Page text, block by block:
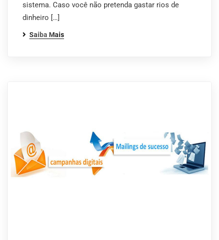
sistema. Caso você não pretenda gastar rios de
dinheiro […]
Saiba Mais